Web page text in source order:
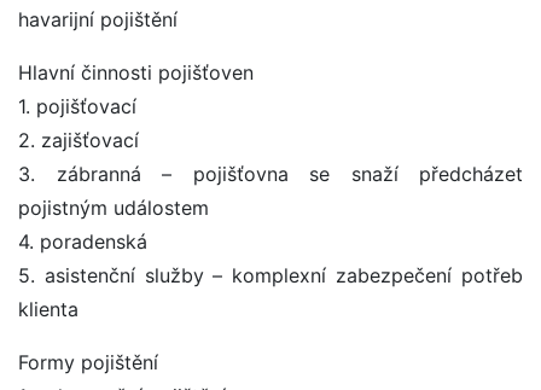
havarijní pojištění
Hlavní činnosti pojišťoven
1. pojišťovací
2. zajišťovací
3. zábranná – pojišťovna se snaží předcházet
pojistným událostem
4. poradenská
5. asistenční služby – komplexní zabezpečení potřeb
klienta
Formy pojištění